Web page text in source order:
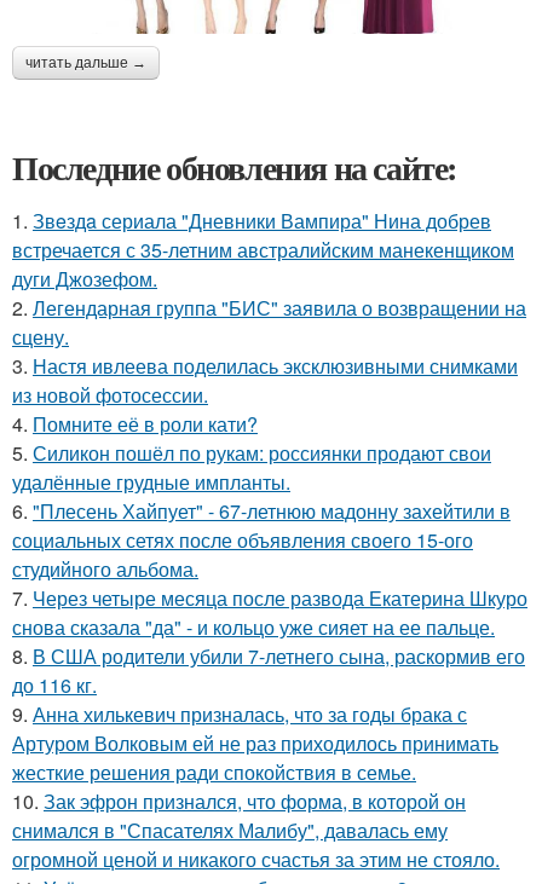
читать дальше →
Последние обновления на сайте:
1. Звeздa сериала "Дневники Вампира" Нина добрев
встречается с 35-летним австралийским манекенщиком
дуги Джозефом.
2. Легендарная группа "БИС" заявила о возвращении на
сцену.
3. Настя ивлеева поделилась эксклюзивными снимками
из новой фотосессии.
4. Помните её в роли кати?
5. Силикон пошёл по рукам: россиянки продают свои
удалённые грудные импланты.
6. "Плесень Хайпует" - 67-летнюю мадонну захейтили в
социальных сетях после объявления своего 15-ого
студийного альбома.
7. Через четыре месяца после развода Екатерина Шкуро
снова сказала "да" - и кольцо уже сияет на ее пальце.
8. В США родители убили 7-летнего сына, раскормив его
до 116 кг.
9. Анна хилькевич призналась, что за годы брака с
Артуром Волковым ей не раз приходилось принимать
жесткие решения ради спокойствия в семье.
10. Зак эфрон признался, что форма, в которой он
снимался в "Спасателях Малибу", давалась ему
огромной ценой и никакого счастья за этим не стояло.